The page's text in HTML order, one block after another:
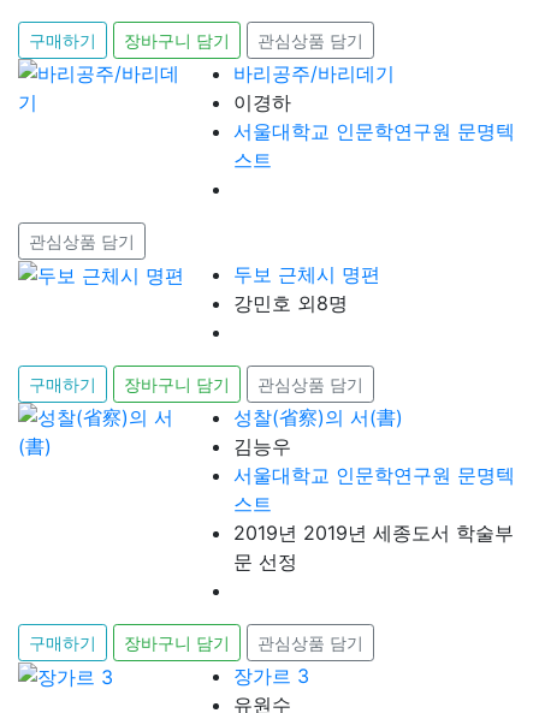
구매하기 장바구니 담기 관심상품 담기
바리공주/바리데기
이경하
서울대학교 인문학연구원 문명텍
스트
관심상품 담기
두보 근체시 명편
강민호 외8명
구매하기 장바구니 담기 관심상품 담기
성찰(省察)의 서(書)
김능우
서울대학교 인문학연구원 문명텍
스트
2019년 2019년 세종도서 학술부
문 선정
구매하기 장바구니 담기 관심상품 담기
장가르 3
유원수